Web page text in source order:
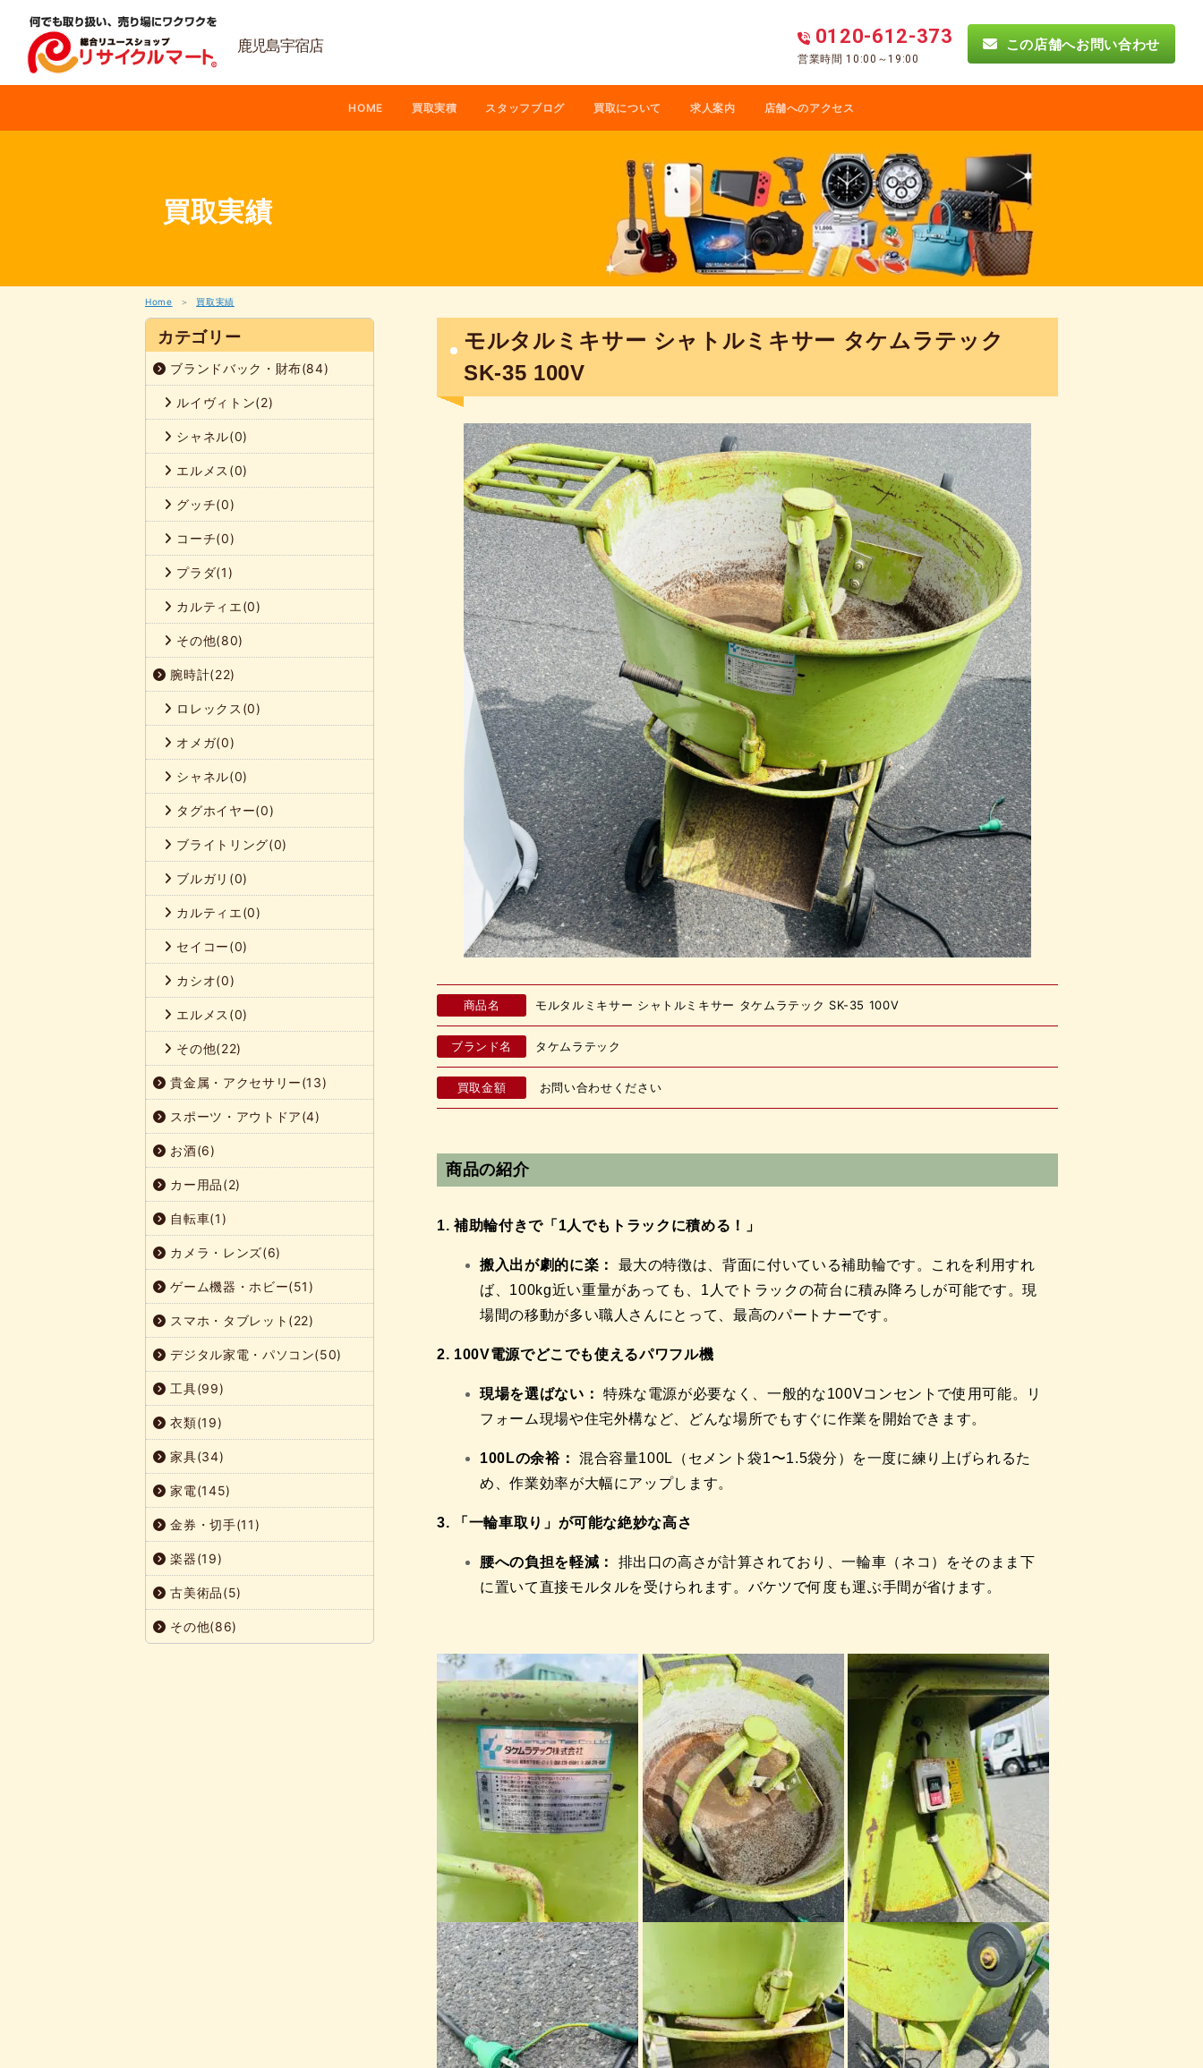
鹿児島宇宿店 0120-612-373
営業時間 10:00～19:00
この店舗へお問い合わせ
HOME 買取実積 スタッフブログ 買取について 求人案内 店舗へのアクセス
買取実績
Home 買取実績
モルタルミキサー シャトルミキサー タケムラテック
SK-35 100V
商品名 モルタルミキサー シャトルミキサー タケムラテック SK-35 100V
ブランド名 タケムラテック
買取金額 お問い合わせください
商品の紹介
1. 補助輪付きで「1人でもトラックに積める！」
搬入出が劇的に楽：
最大の特徴は、背面に付いている補助輪です。これを利用すれ
ば、100kg近い重量があっても、1人でトラックの荷台に積み降ろしが可能です。現
場間の移動が多い職人さんにとって、最高のパートナーです。
2. 100V電源でどこでも使えるパワフル機
現場を選ばない：
特殊な電源が必要なく、一般的な100Vコンセントで使用可能。リ
フォーム現場や住宅外構など、どんな場所でもすぐに作業を開始できます。
100Lの余裕：
混合容量100L（セメント袋1〜1.5袋分）を一度に練り上げられるた
め、作業効率が大幅にアップします。
3. 「一輪車取り」が可能な絶妙な高さ
腰への負担を軽減：
排出口の高さが計算されており、一輪車（ネコ）をそのまま下
に置いて直接モルタルを受けられます。バケツで何度も運ぶ手間が省けます。
カテゴリー
ブランドバック・財布(84)
ルイヴィトン(2)
シャネル(0)
エルメス(0)
グッチ(0)
コーチ(0)
プラダ(1)
カルティエ(0)
その他(80)
腕時計(22)
ロレックス(0)
オメガ(0)
シャネル(0)
タグホイヤー(0)
ブライトリング(0)
ブルガリ(0)
カルティエ(0)
セイコー(0)
カシオ(0)
エルメス(0)
その他(22)
貴金属・アクセサリー(13)
スポーツ・アウトドア(4)
お酒(6)
カー用品(2)
自転車(1)
カメラ・レンズ(6)
ゲーム機器・ホビー(51)
スマホ・タブレット(22)
デジタル家電・パソコン(50)
工具(99)
衣類(19)
家具(34)
家電(145)
金券・切手(11)
楽器(19)
古美術品(5)
その他(86)